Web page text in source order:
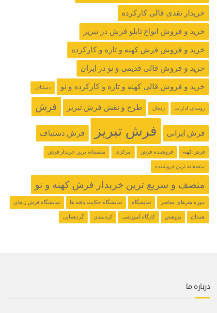
خریدار نقدی قالی کارکرده
خرید و فروش انواع تابلو فرش در تبریز
خرید و فروش فرش کهنه و تازه و کارکرده
خرید و فروش قالی قدیمی و نو در ایران
خرید و فروش قالی کهنه و تازه و کارکرده و نو دستباف
روسای ادارات زنجان طرح و نقش فرش تبریز فرش
فرش ایرانی فرش تبریز فرش دستباف
فرش کهنه فروشنده فرش مرکزی منصفانه ترین خریدار فرش
منصفانه ترین فروشنده
منصف و سریع ترین خریدار فرش کهنه و نو
موزه هنرهای معاصر نمایشگاه نمایشگاه حکایت بافته ها نمایشگاه فرش زنجان
همدان پژوهش کارگاه آموزشی کردستان گردهمایی
درباره ما